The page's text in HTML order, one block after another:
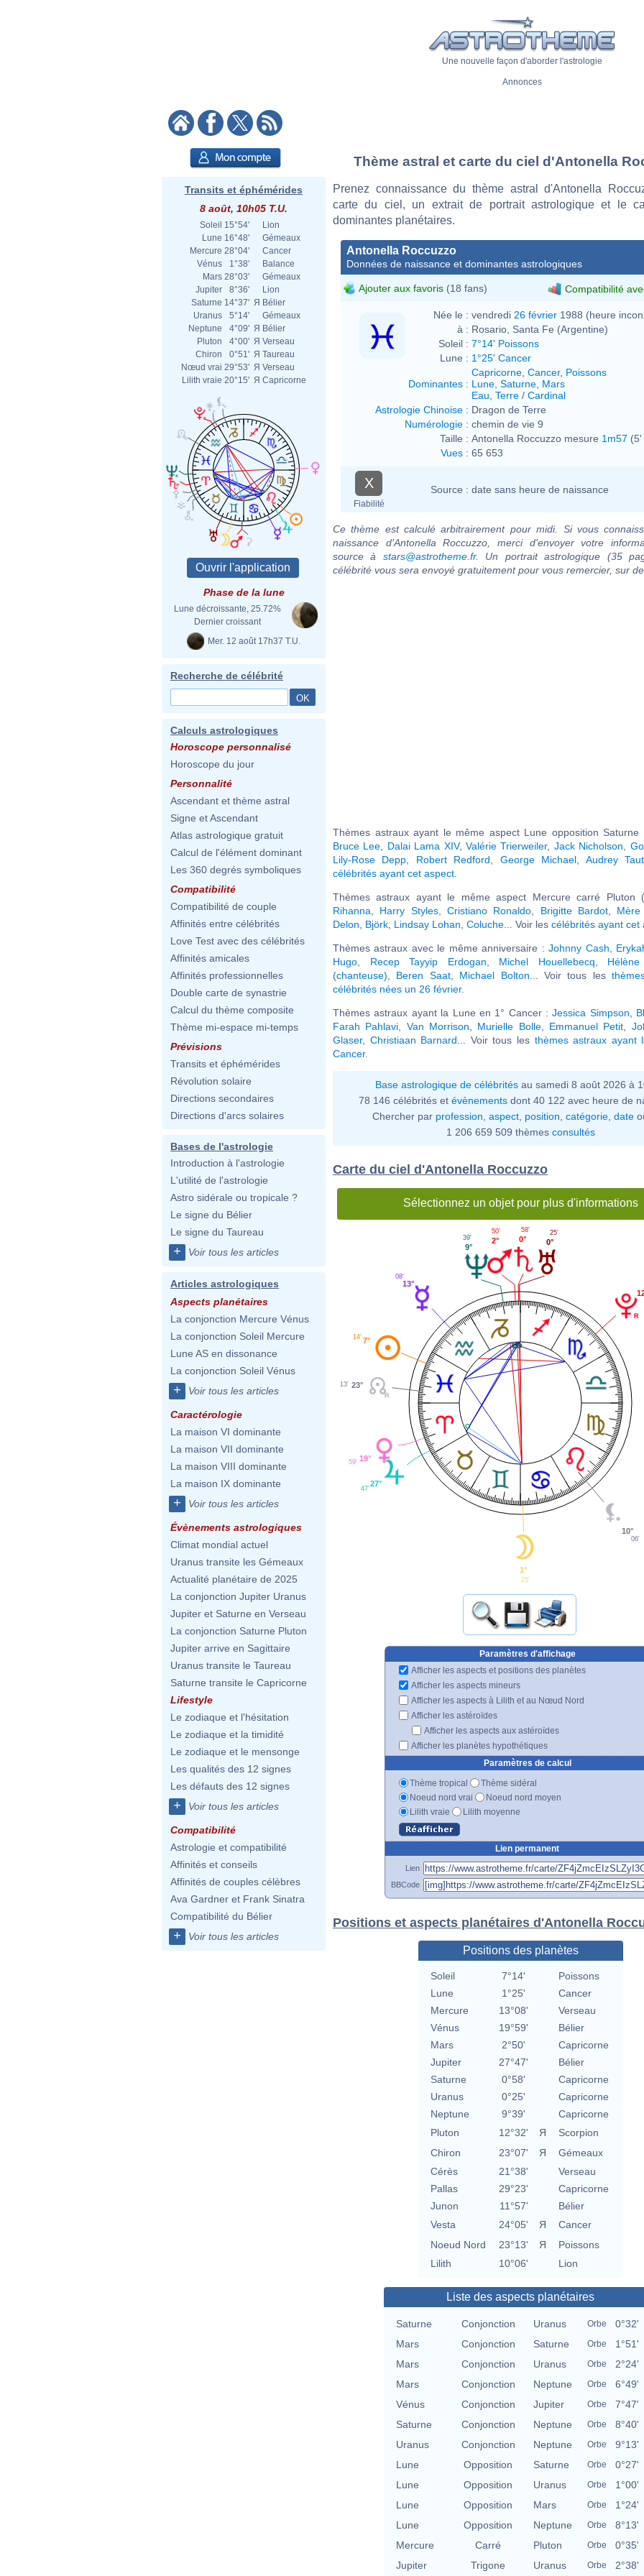
Une nouvelle façon d'aborder l'astrologie
Annonces
Transits et éphémérides
8 août, 10h05 T.U.
Soleil 15°54'
Lion
Lune 16°48'
Gémeaux
Mercure 28°04'
Cancer
Vénus
1°38'
Balance
Mars 28°03'
Gémeaux
Jupiter
8°36'
Lion
Saturne 14°37' Я Bélier
Uranus
5°14'
Gémeaux
Neptune
4°09' Я Bélier
Pluton
4°00' Я Verseau
Chiron
0°51' Я Taureau
Nœud vrai 29°53' Я Verseau
Lilith vraie 20°15' Я Capricorne
Phase de la lune
Lune décroissante, 25.72%
Dernier croissant
Mer. 12 août 17h37 T.U.
Recherche de célébrité
Calculs astrologiques
Horoscope personnalisé
Horoscope du jour
Personnalité
Ascendant et thème astral
Signe et Ascendant
Atlas astrologique gratuit
Calcul de l'élément dominant
Les 360 degrés symboliques
Compatibilité
Compatibilité de couple
Affinités entre célébrités
Love Test avec des célébrités
Affinités amicales
Affinités professionnelles
Double carte de synastrie
Calcul du thème composite
Thème mi-espace mi-temps
Prévisions
Transits et éphémérides
Révolution solaire
Directions secondaires
Directions d'arcs solaires
Bases de l'astrologie
Introduction à l'astrologie
L'utilité de l'astrologie
Astro sidérale ou tropicale ?
Le signe du Bélier
Le signe du Taureau
+ Voir tous les articles
Articles astrologiques
Aspects planétaires
La conjonction Mercure Vénus
La conjonction Soleil Mercure
Lune AS en dissonance
La conjonction Soleil Vénus
+ Voir tous les articles
Caractérologie
La maison VI dominante
La maison VII dominante
La maison VIII dominante
La maison IX dominante
+ Voir tous les articles
Évènements astrologiques
Climat mondial actuel
Uranus transite les Gémeaux
Actualité planétaire de 2025
La conjonction Jupiter Uranus
Jupiter et Saturne en Verseau
La conjonction Saturne Pluton
Jupiter arrive en Sagittaire
Uranus transite le Taureau
Saturne transite le Capricorne
Lifestyle
Le zodiaque et l'hésitation
Le zodiaque et la timidité
Le zodiaque et le mensonge
Les qualités des 12 signes
Les défauts des 12 signes
+ Voir tous les articles
Compatibilité
Astrologie et compatibilité
Affinités et conseils
Affinités de couples célèbres
Ava Gardner et Frank Sinatra
Compatibilité du Bélier
+ Voir tous les articles
Thème astral et carte du ciel d'Antonella
Prenez connaissance du thème astral d'Antonella
carte du ciel, un extrait de portrait astrologique et le
dominantes planétaires.
Antonella Roccuzzo
Données de naissance et dominantes astrologiques
Ajouter aux favoris (18 fans) Compatibilité
Née le : vendredi 26 février 1988 (heure
à : Rosario, Santa Fe (Argentine)
Soleil : 7°14' Poissons
Lune : 1°25' Cancer
Dominantes :
Capricorne Cancer, Poissons
Lune Saturne Mars
Eau Terre / Cardinal
Astrologie Chinoise : Dragon de Terre
Numérologie : chemin de vie 9
Taille : Antonella Roccuzzo mesure 1m57 (5'
Vues : 65 653
X
Fiabilité
Source : date sans heure de naissance
Ce thème est calculé arbitrairement pour midi. Si vous
naissance d'Antonella Roccuzzo, merci d'envoyer votre
source à stars@astrotheme.fr. Un portrait astrologique (35
célébrité vous sera envoyé gratuitement pour vous remercier, sur
Thèmes astraux ayant le même aspect Lune opposition Saturne
Bruce Lee
Dalai Lama XIV,Valérie Trierweiler, Jack Nicholson
Lily-Rose Depp
Robert Redford George Michael
Audrey
célébrités ayant cet aspect
Thèmes astraux ayant le même aspect Mercure carré Pluton
Rihanna
Harry Styles,Cristiano Ronaldo Brigitte Bardot
Mère
Delon
Björk Lindsay Lohan Coluche ... Voir les célébrités ayant cet
Thèmes astraux avec le même anniversaire :Johnny Cash
Hugo
Recep Tayyip Erdogan Michel Houellebecq
(chanteuse)
Beren Saat, Michael Bolton ... Voir tous les
célébrités nées un 26 février.
Thèmes astraux ayant la Lune en 1° Cancer :Jessica Simpson
Farah Pahlavi
Van Morrison Murielle Bolle, Emmanuel Petit
Glaser, Christiaan Barnard ... Voir tous les thèmes astraux ayant
Cancer.
Base astrologique de célébritésau samedi 8 août 2026 à
78 146 célébrités et évènements dont 40 122 avec heure de
Chercher par profession aspect position catégorie date
1 206 659 509 thèmes consultés
Carte du ciel d'Antonella Roccuzzo
Sélectionnez un objet pour plus d'informations
0°
25'
0°
58'
2°
50'
9°
39'
13°
08'
7°
14'
23°
13'
19°
59'
27°
47'
1°
25'
10°
06'
Paramètres d'affichage
Afficher les aspects et positions des planètes
Afficher les aspects mineurs
Afficher les aspects à Lilith et au Nœud Nord
Afficher les astéroïdes
Afficher les aspects aux astéroïdes
Afficher les planètes hypothétiques
Paramètres de calcul
Thème tropical
Thème sidéral
Noeud nord vrai
Noeud nord moyen
Lilith vraie
Lilith moyenne
Lien permanent
Lien
BBCode
Positions et aspects planétaires d'Antonella
Positions des planètes
Soleil 7°14'
Poissons
Lune
1°25'
Cancer
Mercure
13°08'
Verseau
Vénus
19°59'
Bélier
Mars
2°50'
Capricorne
Jupiter
27°47'
Bélier
Saturne
0°58'
Capricorne
Uranus
0°25'
Capricorne
Neptune
9°39'
Capricorne
Pluton
12°32' Я
Scorpion
Chiron
23°07' Я
Gémeaux
Cérès
21°38'
Verseau
Pallas
29°23'
Capricorne
Junon
11°57'
Bélier
Vesta
24°05' Я
Cancer
Noeud Nord
23°13' Я
Poissons
Lilith
10°06' Lion
Liste des aspects planétaires
Saturne Conjonction Uranus Orbe
0°32'
Mars
Conjonction Saturne Orbe
1°51'
Mars
Conjonction Uranus Orbe
2°24'
Mars
Conjonction Neptune Orbe
6°49'
Vénus
Conjonction Jupiter Orbe
7°47'
Saturne
Conjonction Neptune Orbe
8°40'
Uranus
Conjonction Neptune Orbe
9°13'
Lune
Opposition Saturne Orbe
0°27'
Lune
Opposition Uranus Orbe
1°00'
Lune
Opposition Mars Orbe
1°24'
Lune
Opposition Neptune Orbe
8°13'
Mercure
Carré Pluton Orbe
0°35'
Jupiter
Trigone Uranus Orbe 2°38'